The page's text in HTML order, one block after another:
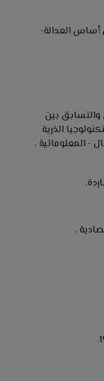
العدالة-
بين
الذرية
- المعلوماتية .
.